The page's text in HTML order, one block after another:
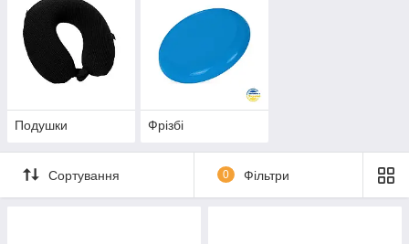
Подушки Фрізбі
Сортування 0 Фільтри